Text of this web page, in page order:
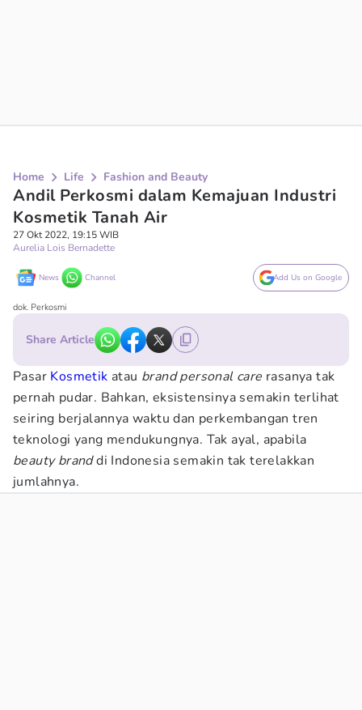
Home Life Fashion and Beauty
Andil Perkosmi dalam Kemajuan Industri
Kosmetik Tanah Air
27 Okt 2022, 19:15 WIB
Aurelia Lois Bernadette
News Channel Add Us on Google
dok. Perkosmi
Share Article
Pasar Kosmetik atau brand personal care rasanya tak
pernah pudar. Bahkan, eksistensinya semakin terlihat
seiring berjalannya waktu dan perkembangan tren
teknologi yang mendukungnya. Tak ayal, apabila
beauty branddi Indonesia semakin tak terelakkan
jumlahnya.